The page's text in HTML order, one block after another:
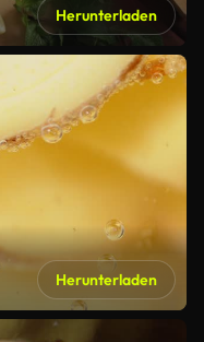
Herunterladen
Herunterladen